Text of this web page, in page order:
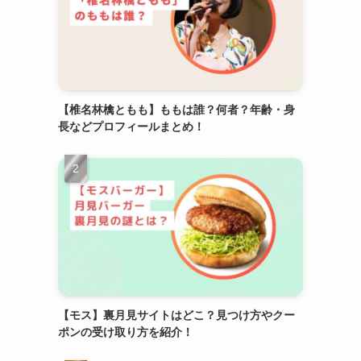
【椎名林檎ともも】ももは誰？何者？年齢・身
長などプロフィールまとめ！
【モス】裏月見サイトはどこ？見つけ方やクー
ポンの受け取り方を紹介！